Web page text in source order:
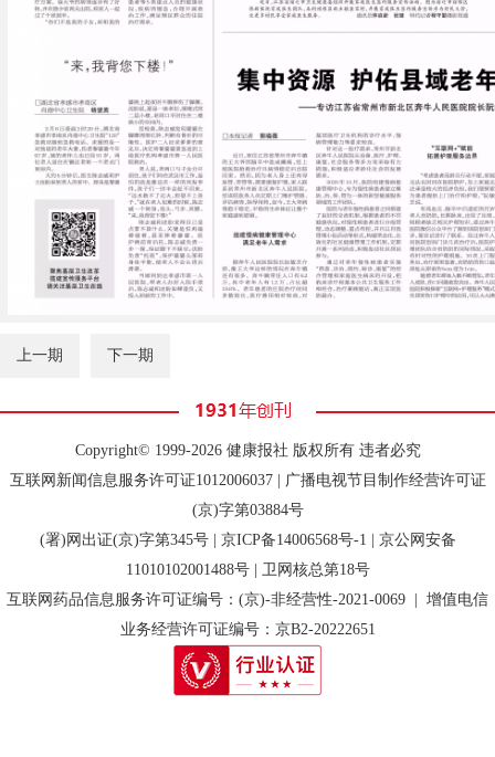
上一期 下一期
Copyright© 1999-2026 健康报社 版权所有 违者必究
互联网新闻信息服务许可证1012006037 | 广播电视节目制作经营许可证
(京)字第03884号
(署)网出证(京)字第345号 | 京ICP备14006568号-1 | 京公网安备
11010102001488号 | 卫网核总第18号
互联网药品信息服务许可证编号：(京)-非经营性-2021-0069 | 增值电信
业务经营许可证编号：京B2-20222651